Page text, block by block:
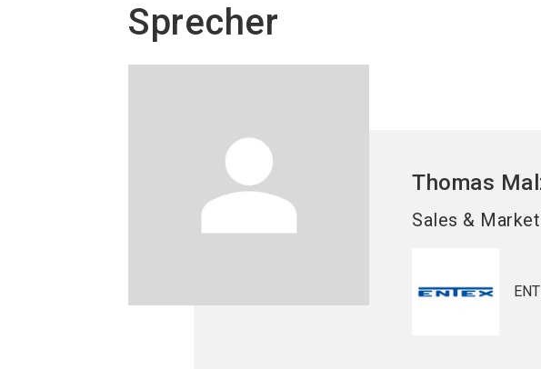
Sprecher
Thomas
Sales &